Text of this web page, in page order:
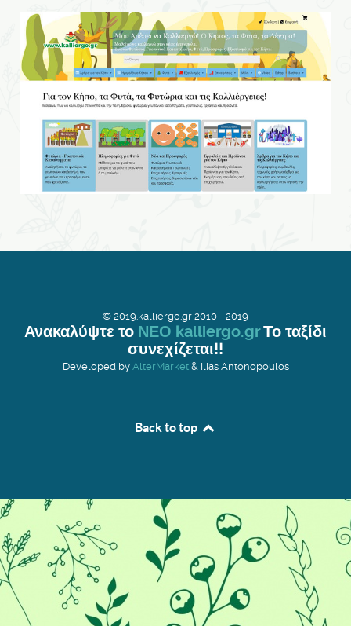
© 2019.kalliergo.gr 2010 - 2019
Ανακαλύψτε το ΝΕΟ kalliergo.grΤο ταξίδι
συνεχίζεται!!
Developed by AlterMarket& Ilias Antonopoulos
Back to top